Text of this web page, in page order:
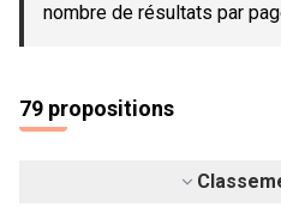
nombre de résultats par
79 propositions